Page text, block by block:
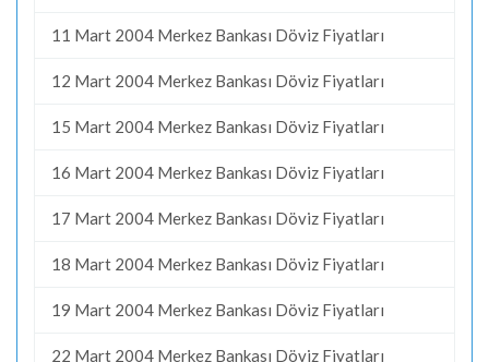
11 Mart 2004 Merkez Bankası Döviz Fiyatları
12 Mart 2004 Merkez Bankası Döviz Fiyatları
15 Mart 2004 Merkez Bankası Döviz Fiyatları
16 Mart 2004 Merkez Bankası Döviz Fiyatları
17 Mart 2004 Merkez Bankası Döviz Fiyatları
18 Mart 2004 Merkez Bankası Döviz Fiyatları
19 Mart 2004 Merkez Bankası Döviz Fiyatları
22 Mart 2004 Merkez Bankası Döviz Fiyatları